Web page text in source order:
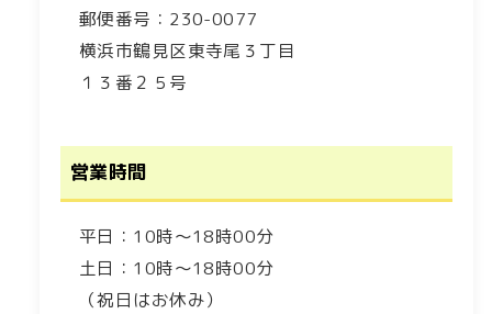
郵便番号：230-0077
横浜市鶴見区東寺尾３丁目
１３番２５号
営業時間
平日：10時～18時00分
土日：10時～18時00分
（祝日はお休み）